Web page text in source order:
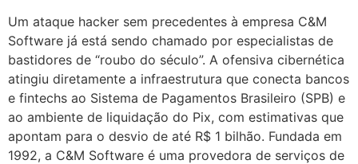
Um ataque hacker sem precedentes à empresa C&M
Software já está sendo chamado por especialistas de
bastidores de “roubo do século”. A ofensiva cibernética
atingiu diretamente a infraestrutura que conecta bancos
e fintechs ao Sistema de Pagamentos Brasileiro (SPB) e
ao ambiente de liquidação do Pix, com estimativas que
apontam para o desvio de até R$ 1 bilhão. Fundada em
1992, a C&M Software é uma provedora de serviços de